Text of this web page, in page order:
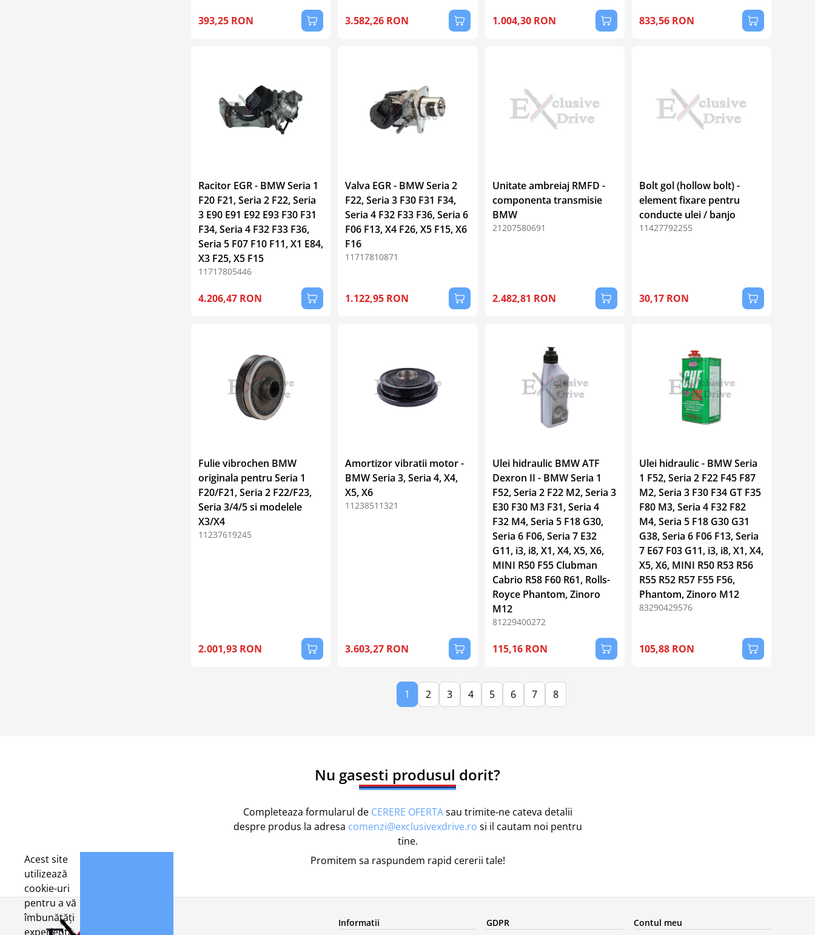
393,25 RON 3.582,26 RON 1.004,30 RON 833,56 RON
Racitor EGR - BMW Seria 1
F20 F21, Seria 2 F22, Seria
3 E90 E91 E92 E93 F30 F31
F34, Seria 4 F32 F33 F36,
Seria 5 F07 F10 F11, X1 E84,
X3 F25, X5 F15
11717805446
4.206,47 RON
Valva EGR - BMW Seria 2
F22, Seria 3 F30 F31 F34,
Seria 4 F32 F33 F36, Seria 6
F06 F13, X4 F26, X5 F15, X6
F16
11717810871
1.122,95 RON
Unitate ambreiaj RMFD -
componenta transmisie
BMW
21207580691
2.482,81 RON
Bolt gol (hollow bolt) -
element fixare pentru
conducte ulei / banjo
11427792255
30,17 RON
Fulie vibrochen BMW
originala pentru Seria 1
F20/F21, Seria 2 F22/F23,
Seria 3/4/5 si modelele
X3/X4
11237619245
2.001,93 RON
Amortizor vibratii motor -
BMW Seria 3, Seria 4, X4,
X5, X6
11238511321
3.603,27 RON
Ulei hidraulic BMW ATF
Dexron II - BMW Seria 1
F52, Seria 2 F22 M2, Seria 3
E30 F30 M3 F31, Seria 4
F32 M4, Seria 5 F18 G30,
Seria 6 F06, Seria 7 E32
G11, i3, i8, X1, X4, X5, X6,
MINI R50 F55 Clubman
Cabrio R58 F60 R61, Rolls-
Royce Phantom, Zinoro
M12
81229400272
115,16 RON
Ulei hidraulic - BMW Seria
1 F52, Seria 2 F22 F45 F87
M2, Seria 3 F30 F34 GT F35
F80 M3, Seria 4 F32 F82
M4, Seria 5 F18 G30 G31
G38, Seria 6 F06 F13, Seria
7 E67 F03 G11, i3, i8, X1, X4,
X5, X6, MINI R50 R53 R56
R55 R52 R57 F55 F56,
Phantom, Zinoro M12
83290429576
105,88 RON
1 2 3 4 5 6 7 8
Nu gasesti produsul dorit?
Completeaza formularul de CERERE OFERTAsau trimite-ne cateva detalii
despre produs la adresa comenzi@exclusivexdrive.ro si il cautam noi pentru
tine.
Promitem sa raspundem rapid cererii tale!
Informatii GDPR Contul meu
Acest site
utilizează
cookie-uri
pentru a vă
îmbunătăți
experiența